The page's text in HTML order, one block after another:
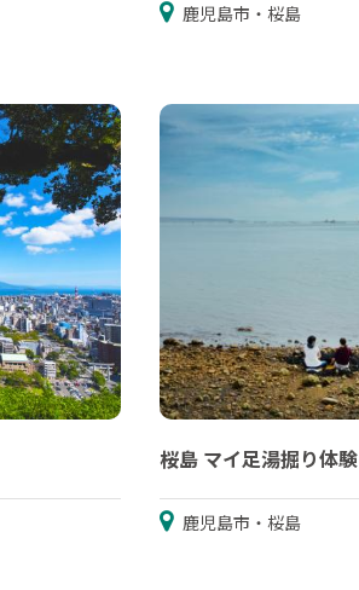
鹿児島市・桜島
桜島 マイ足湯掘り体験
鹿児島市・桜島